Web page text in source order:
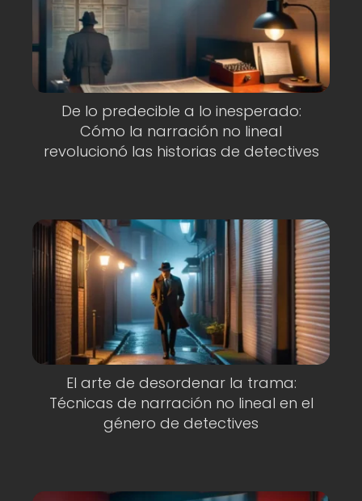
De lo predecible a lo inesperado:
Cómo la narración no lineal
revolucionó las historias de detectives
El arte de desordenar la trama:
Técnicas de narración no lineal en el
género de detectives